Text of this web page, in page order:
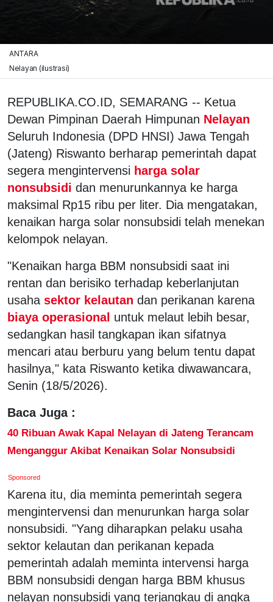
ANTARA
Nelayan (ilustrasi)
REPUBLIKA.CO.ID, SEMARANG -- Ketua
Dewan Pimpinan Daerah Himpunan Nelayan
Seluruh Indonesia (DPD HNSI) Jawa Tengah
(Jateng) Riswanto berharap pemerintah dapat
segera mengintervensi harga solar
nonsubsidi dan menurunkannya ke harga
maksimal Rp15 ribu per liter. Dia mengatakan,
kenaikan harga solar nonsubsidi telah menekan
kelompok nelayan.
"Kenaikan harga BBM nonsubsidi saat ini
rentan dan berisiko terhadap keberlanjutan
usaha sektor kelautan dan perikanan karena
biaya operasional untuk melaut lebih besar,
sedangkan hasil tangkapan ikan sifatnya
mencari atau berburu yang belum tentu dapat
hasilnya," kata Riswanto ketika diwawancara,
Senin (18/5/2026).
Baca Juga :
40 Ribuan Awak Kapal Nelayan di Jateng Terancam
Menganggur Akibat Kenaikan Solar Nonsubsidi
Sponsored
Karena itu, dia meminta pemerintah segera
mengintervensi dan menurunkan harga solar
nonsubsidi. "Yang diharapkan pelaku usaha
sektor kelautan dan perikanan kepada
pemerintah adalah meminta intervensi harga
BBM nonsubsidi dengan harga BBM khusus
nelayan nonsubsidi yang terjangkau di angka